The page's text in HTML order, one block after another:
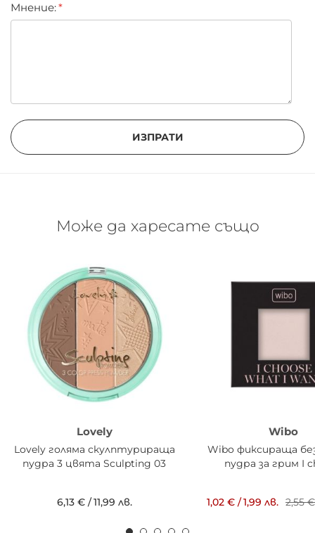
Мнение:
ИЗПРАТИ
Може да харесате също
Lovely
Lovely голяма скулптурираща
пудра 3 цвята Sculpting 03
6,13 €/11,99 лв.
Wibo
Wibo фиксираща
пудра за грим I
1,02 € /1,99 лв. 2,55 €